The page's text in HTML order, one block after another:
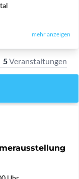
mehr anzeigen
5Veranstaltungen